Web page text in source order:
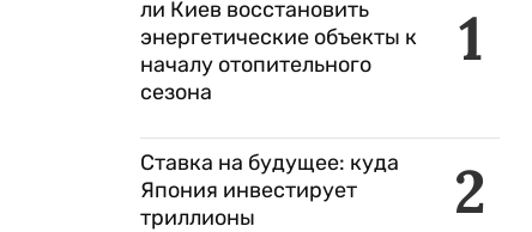
1
ли Киев восстановить
энергетические объекты к
началу отопительного
сезона
2
Ставка на будущее: куда
Япония инвестирует
триллионы